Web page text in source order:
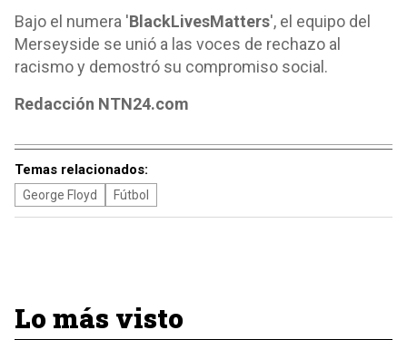
Bajo el numera 'BlackLivesMatters', el equipo del
Merseyside se unió a las voces de rechazo al
racismo y demostró su compromiso social.
Redacción NTN24.com
Temas relacionados:
George Floyd Fútbol
Lo más visto